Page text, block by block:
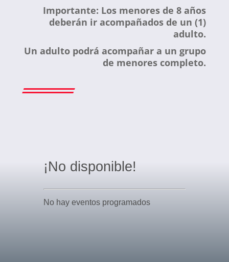
Importante: Los menores de 8 años
deberán ir acompañados de un (1)
adulto.
Un adulto podrá acompañar a un grupo
de menores completo.